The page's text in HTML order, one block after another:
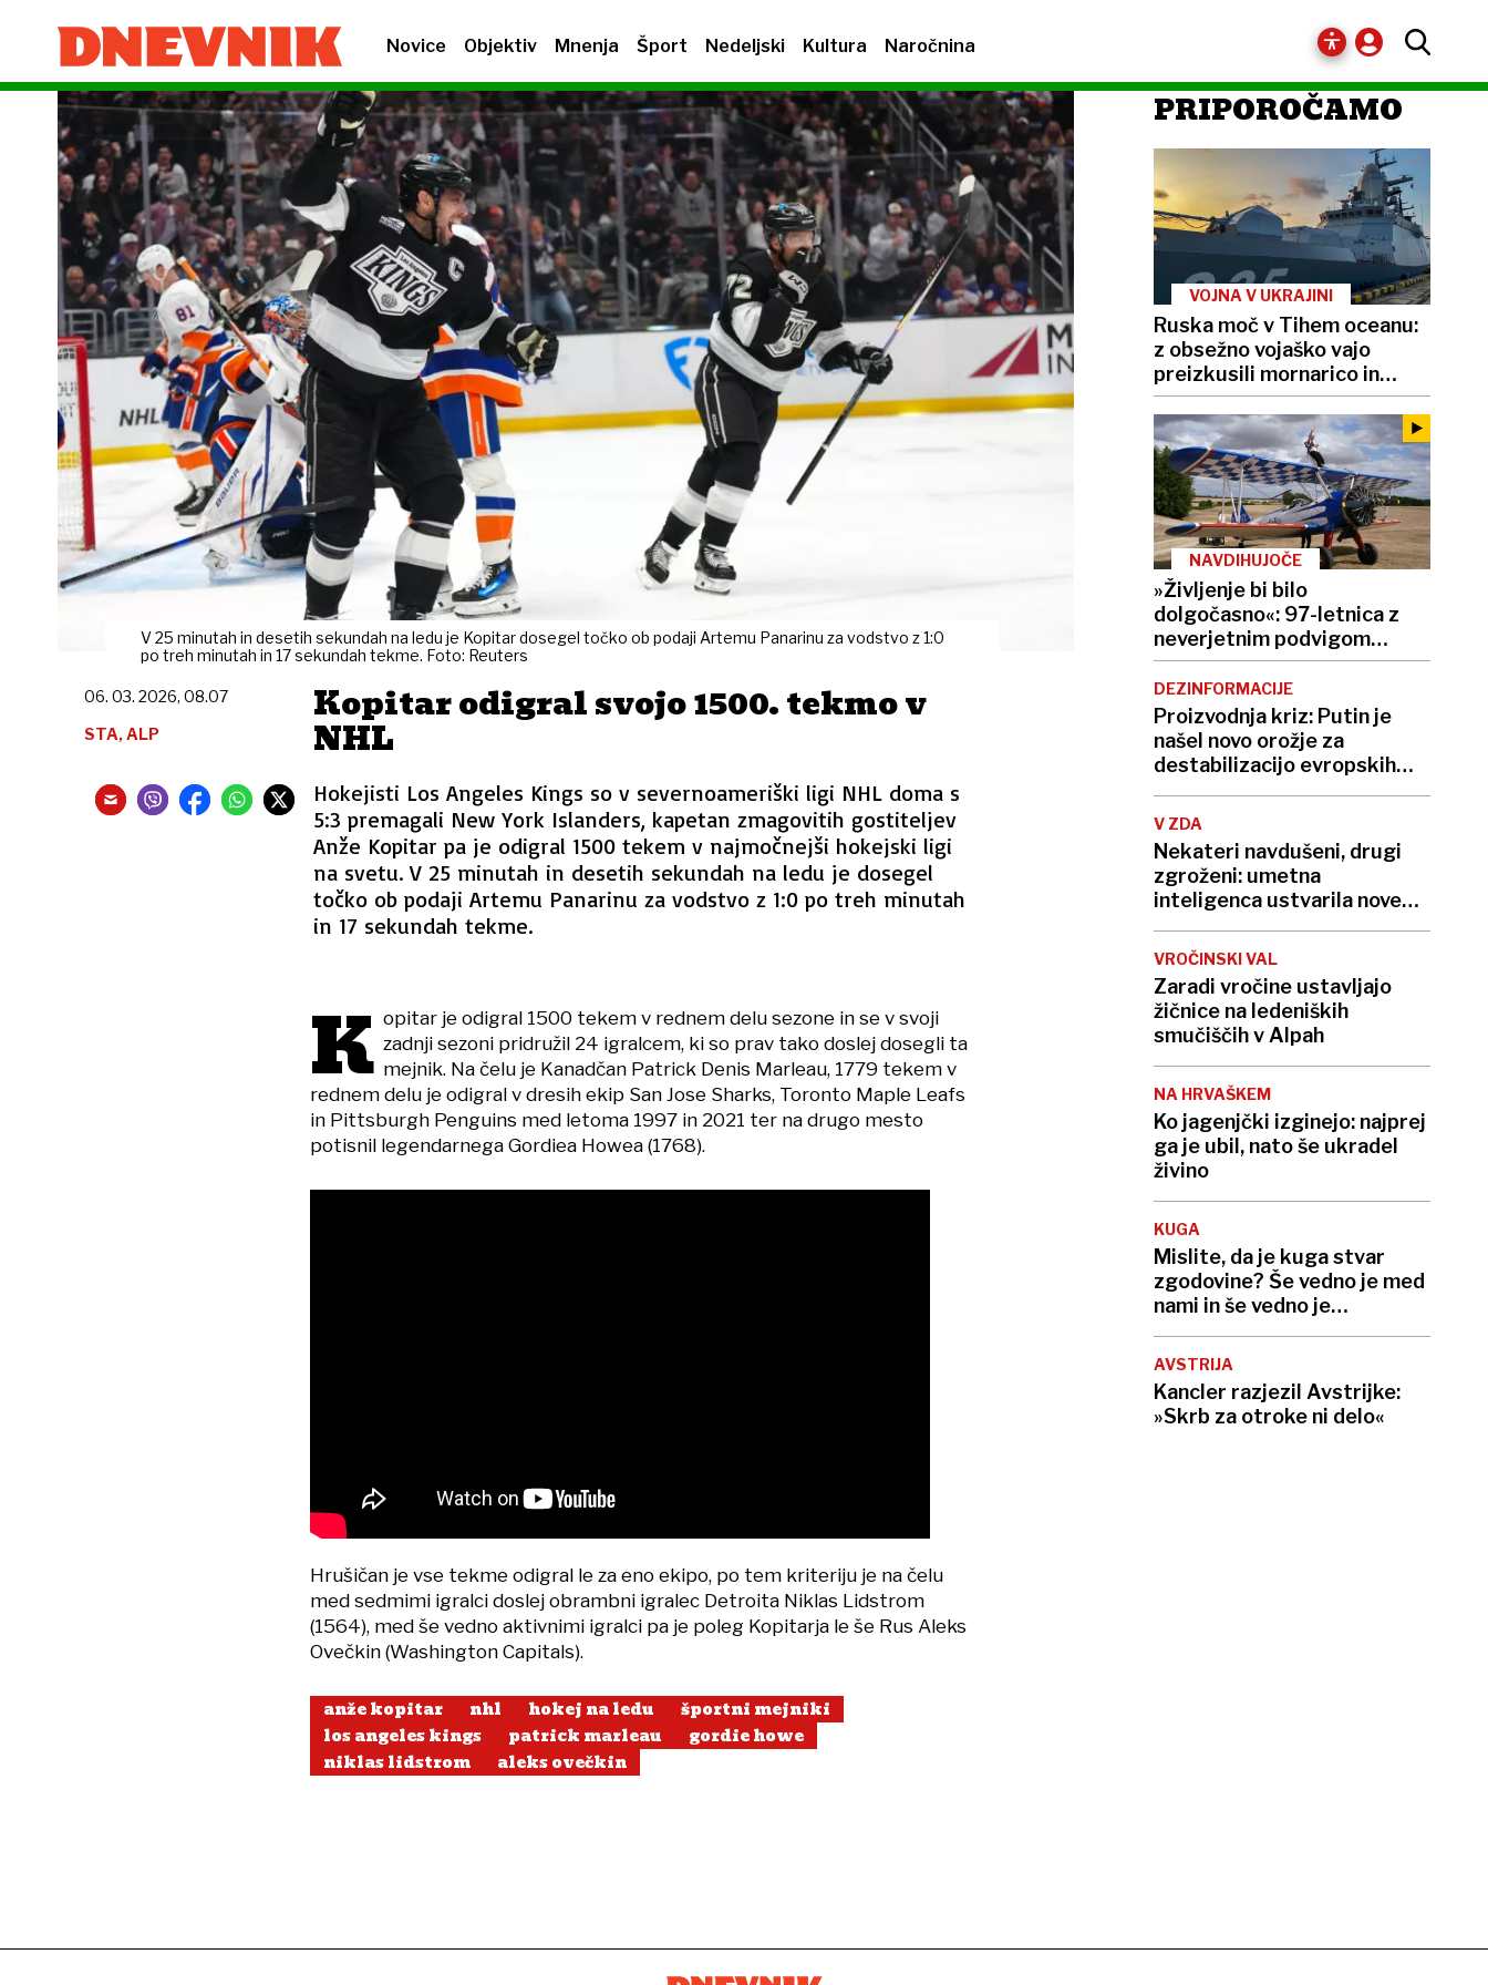
Novice Objektiv Mnenja Šport Nedeljski Kultura Naročnina
V 25 minutah in desetih sekundah na ledu je Kopitar dosegel točko ob podaji Artemu Panarinu za vodstvo z 1:0
po treh minutah in 17 sekundah tekme. Foto: Reuters
Kopitar odigral svojo 1500. tekmo v
NHL
Hokejisti Los Angeles Kings so v severnoameriški ligi NHL doma s
5:3 premagali New York Islanders, kapetan zmagovitih gostiteljev
Anže Kopitar pa je odigral 1500 tekem v najmočnejši hokejski ligi
na svetu. V 25 minutah in desetih sekundah na ledu je dosegel
točko ob podaji Artemu Panarinu za vodstvo z 1:0 po treh minutah
in 17 sekundah tekme.
06. 03. 2026, 08.07
STA, ALP
K opitar je odigral 1500 tekem v rednem delu sezone in se v svoji
zadnji sezoni pridružil 24 igralcem, ki so prav tako doslej dosegli ta
mejnik. Na čelu je Kanadčan Patrick Denis Marleau, 1779 tekem v
rednem delu je odigral v dresih ekip San Jose Sharks, Toronto Maple Leafs
in Pittsburgh Penguins med letoma 1997 in 2021 ter na drugo mesto
potisnil legendarnega Gordiea Howea (1768).
Hrušičan je vse tekme odigral le za eno ekipo, po tem kriteriju je na čelu
med sedmimi igralci doslej obrambni igralec Detroita Niklas Lidstrom
(1564), med še vedno aktivnimi igralci pa je poleg Kopitarja le še Rus Aleks
Ovečkin (Washington Capitals).
anže kopitar nhl hokej na ledu
športni mejniki
los angeles kings
patrick marleau
gordie howe
niklas lidstrom
aleks ovečkin
PRIPOROČAMO
VOJNA V UKRAJINI
Ruska moč v Tihem oceanu:
z obsežno vojaško vajo
preizkusili mornarico in
balistične rakete
NAVDIHUJOČE
»Življenje bi bilo
dolgočasno«: 97-letnica z
neverjetnim podvigom
podrla lastni rekord
DEZINFORMACIJE
Proizvodnja kriz: Putin je
našel novo orožje za
destabilizacijo evropskih
demokracij
V ZDA
Nekateri navdušeni, drugi
zgroženi: umetna
inteligenca ustvarila nove
viruse
VROČINSKI VAL
Zaradi vročine ustavljajo
žičnice na ledeniških
smučiščih v Alpah
NA HRVAŠKEM
Ko jagenjčki izginejo: najprej
ga je ubil, nato še ukradel
živino
KUGA
Mislite, da je kuga stvar
zgodovine? Še vedno je med
nami in še vedno je
smrtonosna
AVSTRIJA
Kancler razjezil Avstrijke:
»Skrb za otroke ni delo«